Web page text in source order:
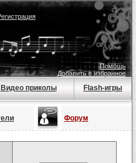
Помощь
Добавить в избранное
Видео приколы Flash-игры
Форум